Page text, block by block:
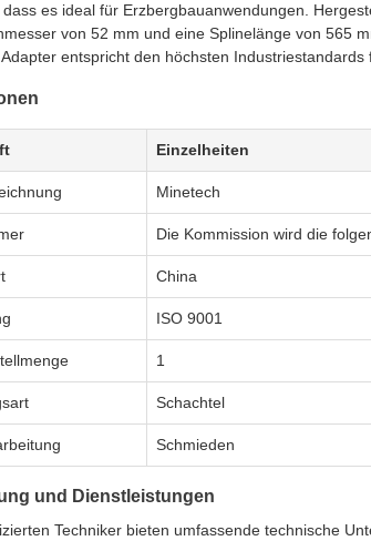
es ideal für Erzbergbauanwendungen.
von 52 mm und eine Splinelänge von 565
entspricht den höchsten Industriestandards
Einzelheiten
Minetech
Die Kommission wird die
China
ISO 9001
1
Schachtel
Schmieden
und Dienstleistungen
Techniker bieten umfassende technische